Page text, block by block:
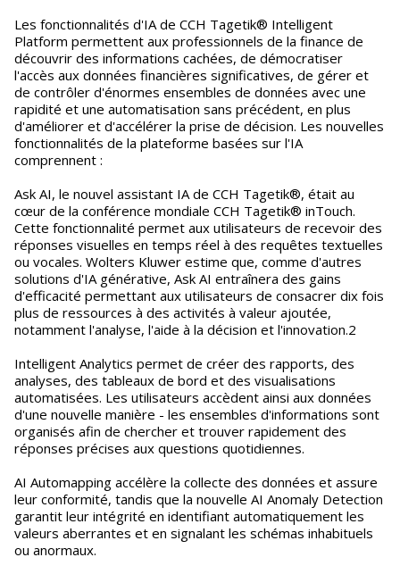
Les fonctionnalités d'IA de CCH Tagetik® Intelligent
Platform permettent aux professionnels de la finance de
découvrir des informations cachées, de démocratiser
l'accès aux données financières significatives, de gérer et
de contrôler d'énormes ensembles de données avec une
rapidité et une automatisation sans précédent, en plus
d'améliorer et d'accélérer la prise de décision. Les nouvelles
fonctionnalités de la plateforme basées sur l'IA
comprennent :
Ask AI, le nouvel assistant IA de CCH Tagetik®, était au
cœur de la conférence mondiale CCH Tagetik® inTouch.
Cette fonctionnalité permet aux utilisateurs de recevoir des
réponses visuelles en temps réel à des requêtes textuelles
ou vocales. Wolters Kluwer estime que, comme d'autres
solutions d'IA générative, Ask AI entraînera des gains
d'efficacité permettant aux utilisateurs de consacrer dix fois
plus de ressources à des activités à valeur ajoutée,
notamment l'analyse, l'aide à la décision et l'innovation.2
Intelligent Analytics permet de créer des rapports, des
analyses, des tableaux de bord et des visualisations
automatisées. Les utilisateurs accèdent ainsi aux données
d'une nouvelle manière - les ensembles d'informations sont
organisés afin de chercher et trouver rapidement des
réponses précises aux questions quotidiennes.
AI Automapping accélère la collecte des données et assure
leur conformité, tandis que la nouvelle AI Anomaly Detection
garantit leur intégrité en identifiant automatiquement les
valeurs aberrantes et en signalant les schémas inhabituels
ou anormaux.